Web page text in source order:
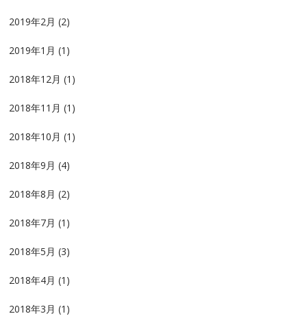
2019年2月 (2)
2019年1月 (1)
2018年12月 (1)
2018年11月 (1)
2018年10月 (1)
2018年9月 (4)
2018年8月 (2)
2018年7月 (1)
2018年5月 (3)
2018年4月 (1)
2018年3月 (1)